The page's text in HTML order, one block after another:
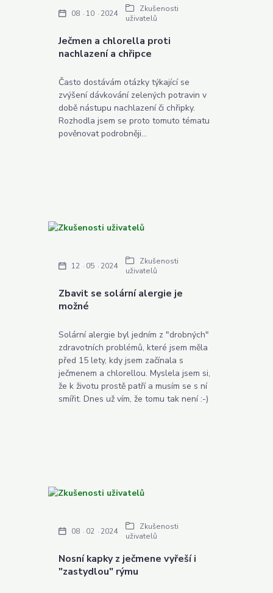
Ječmen a chlorella proti
nachlazení a chřipce
08 10 2024
Zkušenosti
uživatelů
Často dostávám otázky týkající se
zvýšení dávkování zelených potravin v
době nástupu nachlazení či chřipky.
Rozhodla jsem se proto tomuto tématu
pověnovat podrobněji...
Zbavit se solární alergie je
možné
12 05 2024
Zkušenosti
uživatelů
Solární alergie byl jedním z "drobných"
zdravotních problémů, které jsem měla
před 15 lety, kdy jsem začínala s
ječmenem a chlorellou. Myslela jsem si,
že k životu prostě patří a musím se s ní
smířit. Dnes už vím, že tomu tak není :-)
Nosní kapky z ječmene vyřeší i
"zastydlou" rýmu
08 02 2024
Zkušenosti
uživatelů